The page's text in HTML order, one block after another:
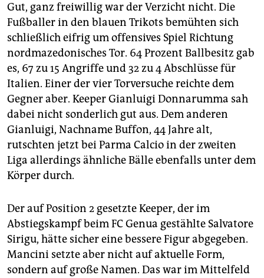
Gut, ganz freiwillig war der Verzicht nicht. Die
Fußballer in den blauen Trikots bemühten sich
schließlich eifrig um offensives Spiel Richtung
nordmazedonisches Tor. 64 Prozent Ballbesitz gab
es, 67 zu 15 Angriffe und 32 zu 4 Abschlüsse für
Italien. Einer der vier Torversuche reichte dem
Gegner aber. Keeper Gianluigi Donnarumma sah
dabei nicht sonderlich gut aus. Dem anderen
Gianluigi, Nachname Buffon, 44 Jahre alt,
rutschten jetzt bei Parma Calcio in der zweiten
Liga allerdings ähnliche Bälle ebenfalls unter dem
Körper durch.
Der auf Position 2 gesetzte Keeper, der im
Abstiegskampf beim FC Genua gestählte Salvatore
Sirigu, hätte sicher eine bessere Figur abgegeben.
Mancini setzte aber nicht auf aktuelle Form,
sondern auf große Namen. Das war im Mittelfeld